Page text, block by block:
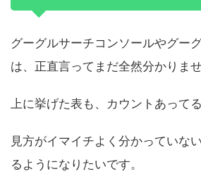
グーグルサーチコンソールやグー
は、正直言ってまだ全然分かりませ
上に挙げた表も、カウントあって
見方がイマイチよく分かっていな
るようになりたいです。